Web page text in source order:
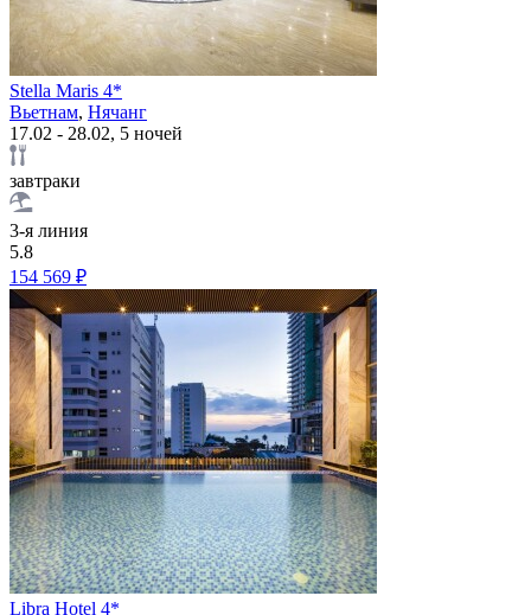
Stella Maris 4*
Вьетнам, Нячанг
17.02 - 28.02, 5 ночей
завтраки
3-я линия
5.8
154 569 ₽
Libra Hotel 4*